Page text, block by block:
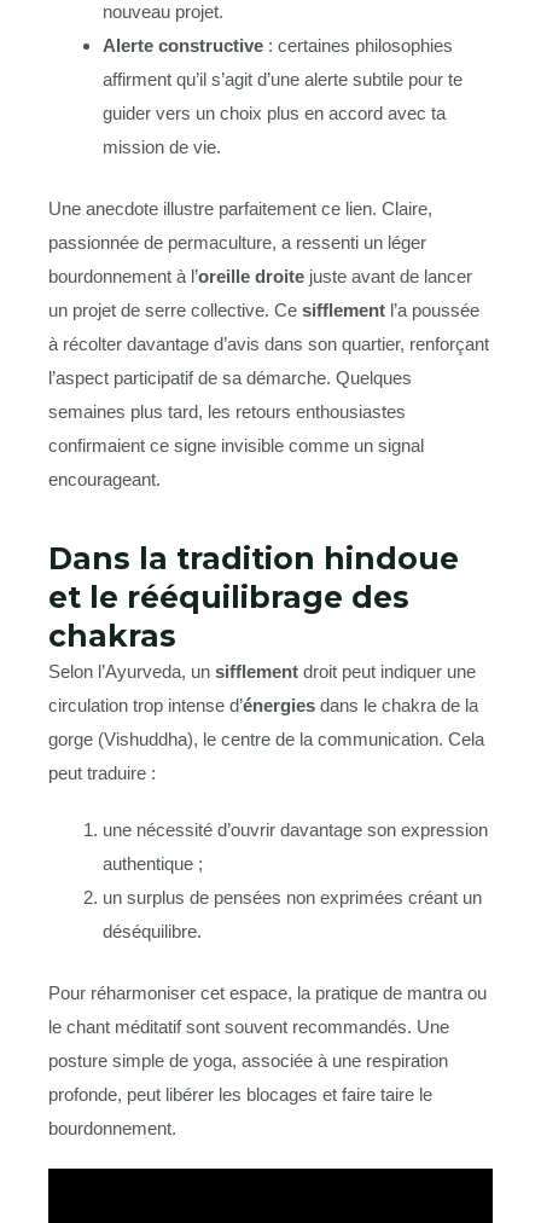
nouveau projet.
Alerte constructive : certaines philosophies
affirment qu’il s’agit d’une alerte subtile pour te
guider vers un choix plus en accord avec ta
mission de vie.
Une anecdote illustre parfaitement ce lien. Claire,
passionnée de permaculture, a ressenti un léger
bourdonnement à l’oreille droite juste avant de lancer
un projet de serre collective. Ce sifflement l’a poussée
à récolter davantage d’avis dans son quartier, renforçant
l’aspect participatif de sa démarche. Quelques
semaines plus tard, les retours enthousiastes
confirmaient ce signe invisible comme un signal
encourageant.
Dans la tradition hindoue
et le rééquilibrage des
chakras
Selon l’Ayurveda, un sifflement droit peut indiquer une
circulation trop intense d’énergies dans le chakra de la
gorge (Vishuddha), le centre de la communication. Cela
peut traduire :
une nécessité d’ouvrir davantage son expression
authentique ;
un surplus de pensées non exprimées créant un
déséquilibre.
Pour réharmoniser cet espace, la pratique de mantra ou
le chant méditatif sont souvent recommandés. Une
posture simple de yoga, associée à une respiration
profonde, peut libérer les blocages et faire taire le
bourdonnement.